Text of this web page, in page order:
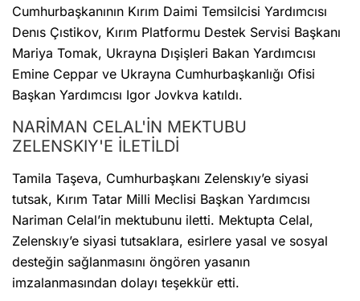
Cumhurbaşkanının Kırım Daimi Temsilcisi Yardımcısı
Denıs Çıstikov, Kırım Platformu Destek Servisi Başkanı
Mariya Tomak, Ukrayna Dışişleri Bakan Yardımcısı
Emine Ceppar ve Ukrayna Cumhurbaşkanlığı Ofisi
Başkan Yardımcısı Igor Jovkva katıldı.
NARİMAN CELAL'İN MEKTUBU
ZELENSKIY'E İLETİLDİ
Tamila Taşeva, Cumhurbaşkanı Zelenskıy’e siyasi
tutsak, Kırım Tatar Milli Meclisi Başkan Yardımcısı
Nariman Celal’in mektubunu iletti. Mektupta Celal,
Zelenskıy’e siyasi tutsaklara, esirlere yasal ve sosyal
desteğin sağlanmasını öngören yasanın
imzalanmasından dolayı teşekkür etti.